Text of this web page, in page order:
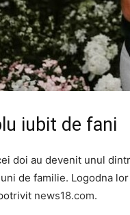
iubit de fani
doi au devenit unul
de familie. Logodna
news18.com.